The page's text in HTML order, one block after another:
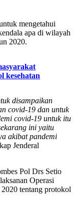
mengetahui
apa di wilayah
2020.
kesehatan
disampaikan
covid-19 dan untuk
covid-19 untuk itu
ini yaitu
akibat pandemi
Jenderal
Pol Drs Setio
Operasi
tentang protokol